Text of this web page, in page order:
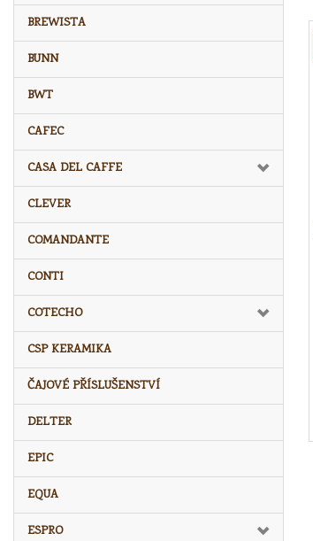
BREWISTA
BUNN
BWT
CAFEC
CASA DEL CAFFE
CLEVER
COMANDANTE
CONTI
COTECHO
CSP KERAMIKA
ČAJOVÉ PŘÍSLUŠENSTVÍ
DELTER
EPIC
EQUA
ESPRO